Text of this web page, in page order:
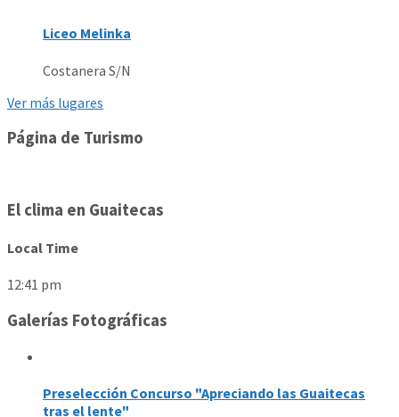
Liceo Melinka
Costanera S/N
Ver más lugares
Página de Turismo
El clima en Guaitecas
Local Time
12:41 pm
Galerías Fotográficas
Preselección Concurso "Apreciando las Guaitecas
tras el lente"